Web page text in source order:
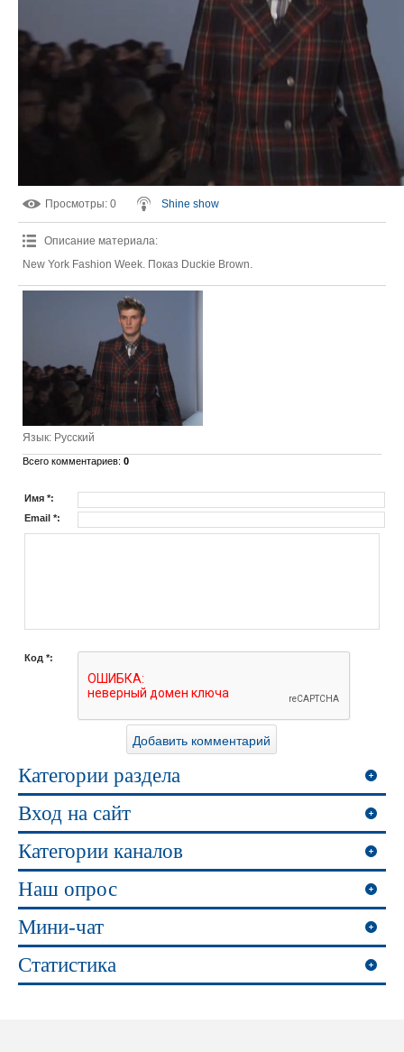
Просмотры: 0 Shine show
Описание материала:
New York Fashion Week. Показ Duckie Brown.
Язык: Русский
Всего комментариев: 0
Имя *:
Email *:
Код *:
Категории раздела
Вход на сайт
Категории каналов
Наш опрос
Мини-чат
Статистика